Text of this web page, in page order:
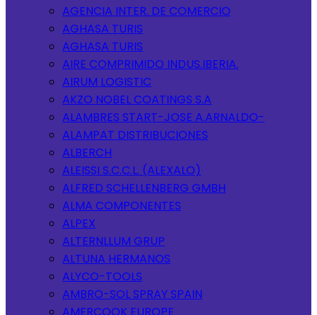
AGENCIA INTER. DE COMERCIO
AGHASA TURIS
AGHASA TURIS
AIRE COMPRIMIDO INDUS.IBERIA.
AIRUM LOGISTIC
AKZO NOBEL COATINGS S.A
ALAMBRES START-JOSE A.ARNALDO-
ALAMPAT DISTRIBUCIONES
ALBERCH
ALEISSI S.C.C.L. (ALEXALO)
ALFRED SCHELLENBERG GMBH
ALMA COMPONENTES
ALPEX
ALTERNLLUM GRUP
ALTUNA HERMANOS
ALYCO-TOOLS
AMBRO-SOL SPRAY SPAIN
AMERCOOK EUROPE